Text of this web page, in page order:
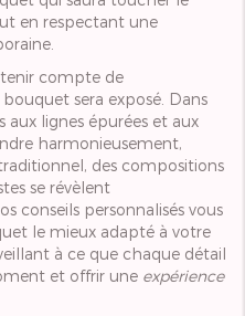
en respectant une
compte de
sera exposé. Dans
aux lignes épurées et aux
harmonieusement,
des compositions
se révèlent
conseils personnalisés vous
le mieux adapté à votre
à ce que chaque détail
et offrir une expérience